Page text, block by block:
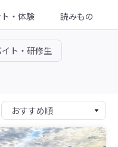
・体験 読みもの
ト・研修生